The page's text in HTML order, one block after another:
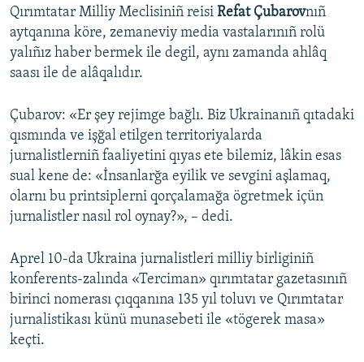
Qırımtatar Milliy Meclisiniñ reisi Refat Çubarovnıñ
aytqanına köre, zemaneviy media vastalarınıñ rolü
yalıñız haber bermek ile degil, aynı zamanda ahlâq
saası ile de alâqalıdır.
Çubarov: «Er şey rejimge bağlı. Biz Ukrainanıñ qıtadaki
qısmında ve işğal etilgen territoriyalarda
jurnalistlerniñ faaliyetini qıyas ete bilemiz, lâkin esas
sual kene de: «İnsanlarğa eyilik ve sevgini aşlamaq,
olarnı bu printsiplerni qorçalamağa ögretmek içün
jurnalistler nasıl rol oynay?», – dedi.
Aprel 10-da Ukraina jurnalistleri milliy birliginiñ
konferents-zalında «Terciman» qırımtatar gazetasınıñ
birinci nomerası çıqqanına 135 yıl toluvı ve Qırımtatar
jurnalistikası künü munasebeti ile «tögerek masa»
keçti.